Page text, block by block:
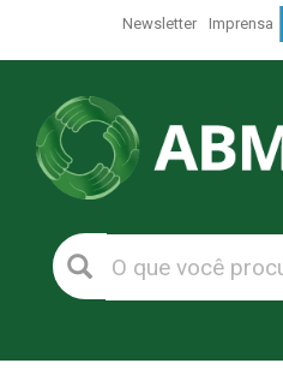
Newsletter Imprensa